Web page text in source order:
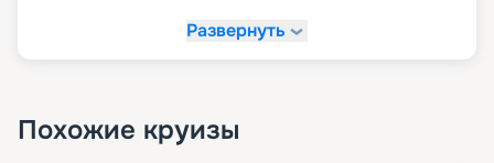
Развернуть
Похожие круизы